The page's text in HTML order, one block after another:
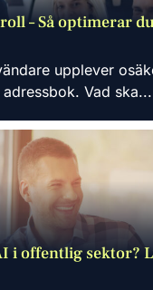
– Så optimerar
upplever
Vad ska...
i offentlig sektor?